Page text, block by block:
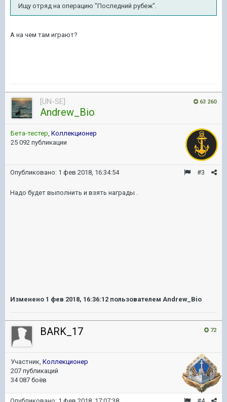
Ищу отряд на операцию "Последний рубеж".
А на чем там играют?
63 260
[UN-SE]
Andrew_Bio
Бета-тестер Коллекционер
25 092 публикации
#3
Опубликовано: 1 фев 2018, 16:34:54
Надо будет выполнить и взять награды .
Изменено 1 фев 2018, 16:36:12 пользователем Andrew_Bio
72
BARK_17
Участник, Коллекционер
207 публикаций
34 087 боёв